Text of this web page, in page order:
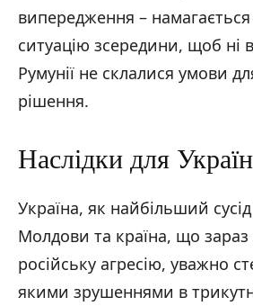
випередження – намагається
ситуацію зсередини, щоб ні
Румунії не склалися умови
рішення.
Наслідки для
Україна, як найбільший сусід
Молдови та країна, що зараз
російську агресію, уважно
якими зрушеннями в